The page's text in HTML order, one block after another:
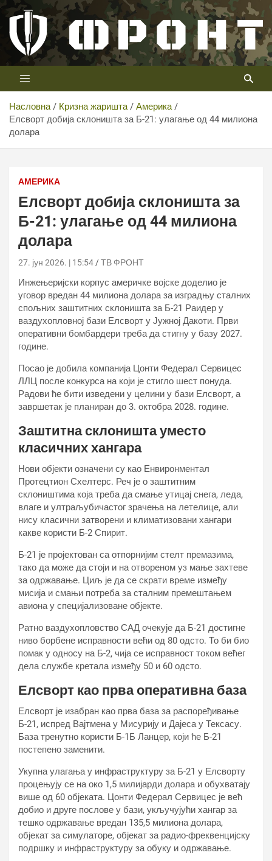
Скип
цонтент
Телевизија ФРОНТ
Први војни канал у Србији
Насловна Кризна жаришта
Америка
Елсворт добија склоништа за Б-21: улагање од 44 милиона
долара
АМЕРИКА
Елсворт добија склоништа за
Б-21: улагање од 44 милиона
долара
27. јун 2026. | 15:54 ТВ ФРОНТ
Инжењеријски корпус америчке војске доделио је
уговор вредан 44 милиона долара за изградњу сталних
спољних заштитних склоништа за Б-21 Раидер у
ваздухопловној бази Елсворт у Јужној Дакоти. Први
оперативни бомбардери треба да стигну у базу 2027.
године.
Посао је добила компанија Цонти Федерал Сервицес
ЛЛЦ после конкурса на који је стигло шест понуда.
Радови ће бити изведени у целини у бази Елсворт, а
завршетак је планиран до 3. октобра 2028. године.
Заштитна склоништа уместо
класичних хангара
Нови објекти означени су као Енвиронментал
Протецтион Схелтерс. Реч је о заштитним
склоништима која треба да смање утицај снега, леда,
влаге и ултраљубичастог зрачења на летелице, али
нису класични затворени и климатизовани хангари
какве користи Б-2 Спирит.
Б-21 је пројектован са отпорнијим стелт премазима,
тако да може да стоји и на отвореном уз мање захтеве
за одржавање. Циљ је да се скрати време између
мисија и смањи потреба за сталним премештањем
авиона у специјализоване објекте.
Ратно ваздухопловство САД очекује да Б-21 достигне
ниво борбене исправности већи од 80 одсто. То би био
помак у односу на Б-2, чија се исправност током већег
дела службе кретала између 50 и 60 одсто.
Елсворт као прва оперативна база
Елсворт је изабран као прва база за распоређивање
Б-21, испред Вајтмена у Мисурију и Дајеса у Тексасу.
База тренутно користи Б-1Б Ланцер, који ће Б-21
постепено заменити.
Укупна улагања у инфраструктуру за Б-21 у Елсворту
процењују се на око 1,5 милијарди долара и обухватају
више од 60 објеката. Цонти Федерал Сервицес је већ
добио и друге послове у бази, укључујући хангар за
тешко одржавање вредан 135,5 милиона долара,
објекат за симулаторе, објекат за радио-фреквенцијску
подршку и инфраструктуру за обуку и одржавање.